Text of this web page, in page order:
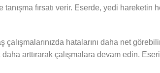
fırsatı verir. Eserde, yedi hareketin
hatalarını daha net
arttırarak çalışmalara devam edin.